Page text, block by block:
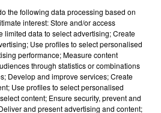
15h44
15h44
the following data processing based on
interest: Store and/or access
limited data to select advertising; Create
Use profiles to select personalised
performance; Measure content
through statistics or combinations
Develop and improve services; Create
Use profiles to select personalised
content; Ensure security, prevent and
and present advertising and content;